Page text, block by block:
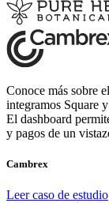
Conoce más sobre
integramos Square
El dashboard
y pagos de un
Cambrex
Leer caso de estudio